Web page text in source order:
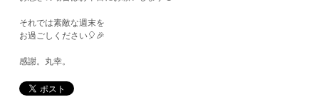
それでは素敵な週末を
お過ごしください🎈🎉
感謝。丸幸。